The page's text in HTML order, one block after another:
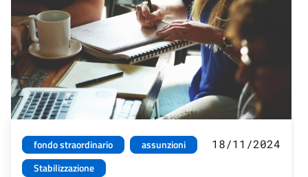
fondo straordinario
assunzioni
Stabilizzazione
18/11/2024